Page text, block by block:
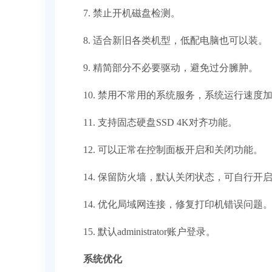
7. 禁止开机磁盘检测。
8. 适合新旧各类机型，低配电脑也可以装。
9. 精简部分不必要驱动，避免过分臃肿。
10. 禁用不常用的系统服务，系统运行速度加
11. 支持固态硬盘SSD 4K对齐功能。
12. 可以正常在控制面板开启和关闭功能。
14. 保留防火墙，默认关闭状态，可自行开启
14. 优化局域网连接，修复打印机错误问题。
15. 默认administrator账户登录。
系统优化